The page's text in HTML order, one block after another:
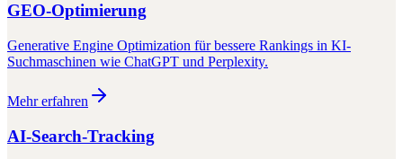
GEO-Optimierung
Generative Engine Optimization für bessere Rankings in KI-
Suchmaschinen wie ChatGPT und Perplexity.
Mehr erfahren
AI-Search-Tracking